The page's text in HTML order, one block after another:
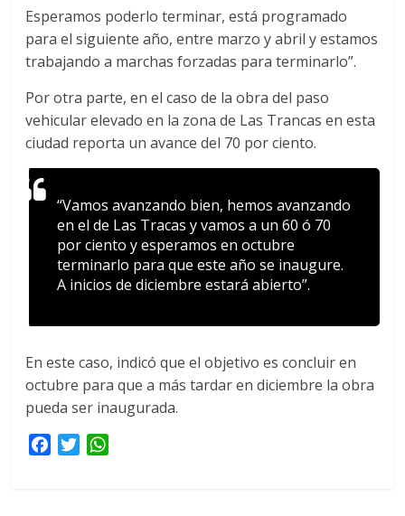
Esperamos poderlo terminar, está programado
para el siguiente año, entre marzo y abril y estamos
trabajando a marchas forzadas para terminarlo”.
Por otra parte, en el caso de la obra del paso
vehicular elevado en la zona de Las Trancas en esta
ciudad reporta un avance del 70 por ciento.
“Vamos avanzando bien, hemos avanzando
en el de Las Tracas y vamos a un 60 ó 70
por ciento y esperamos en octubre
terminarlo para que este año se inaugure.
A inicios de diciembre estará abierto”.
En este caso, indicó que el objetivo es concluir en
octubre para que a más tardar en diciembre la obra
pueda ser inaugurada.
T